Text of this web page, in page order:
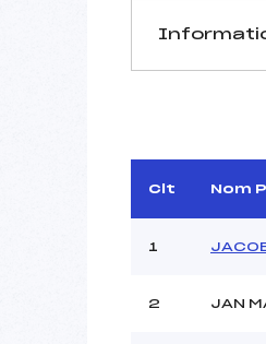
D.T Adjoint :
Dir. Epreuve :
Clt Nom
1
2 JAN